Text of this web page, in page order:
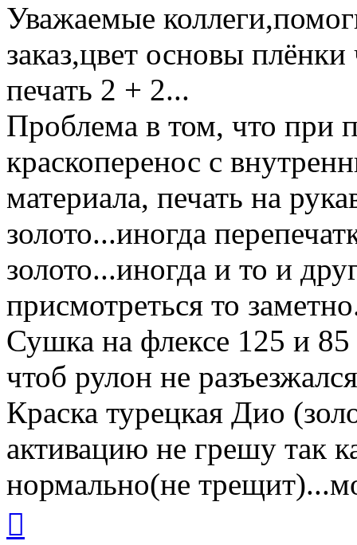
Уважаемые
заказ,цвет основы
печать 2 + 2...
Проблема в том, что при
краскоперенос с
материала, печать на
золото...иногда
золото...иногда и то и
присмотреться то
Сушка на флексе 125 и
чтоб рулон не
Краска турецкая Дио
активацию не грешу так
нормально(не
началу